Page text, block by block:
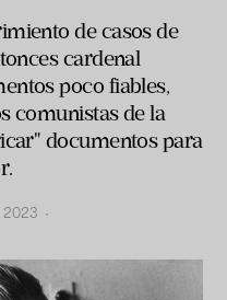
de casos de
cardenal
poco fiables,
comunistas de la
documentos para
2023 ·